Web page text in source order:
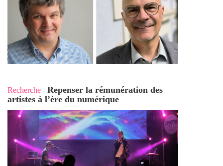
Recherche - Repenser la rémunération des
artistes à l’ère du numérique